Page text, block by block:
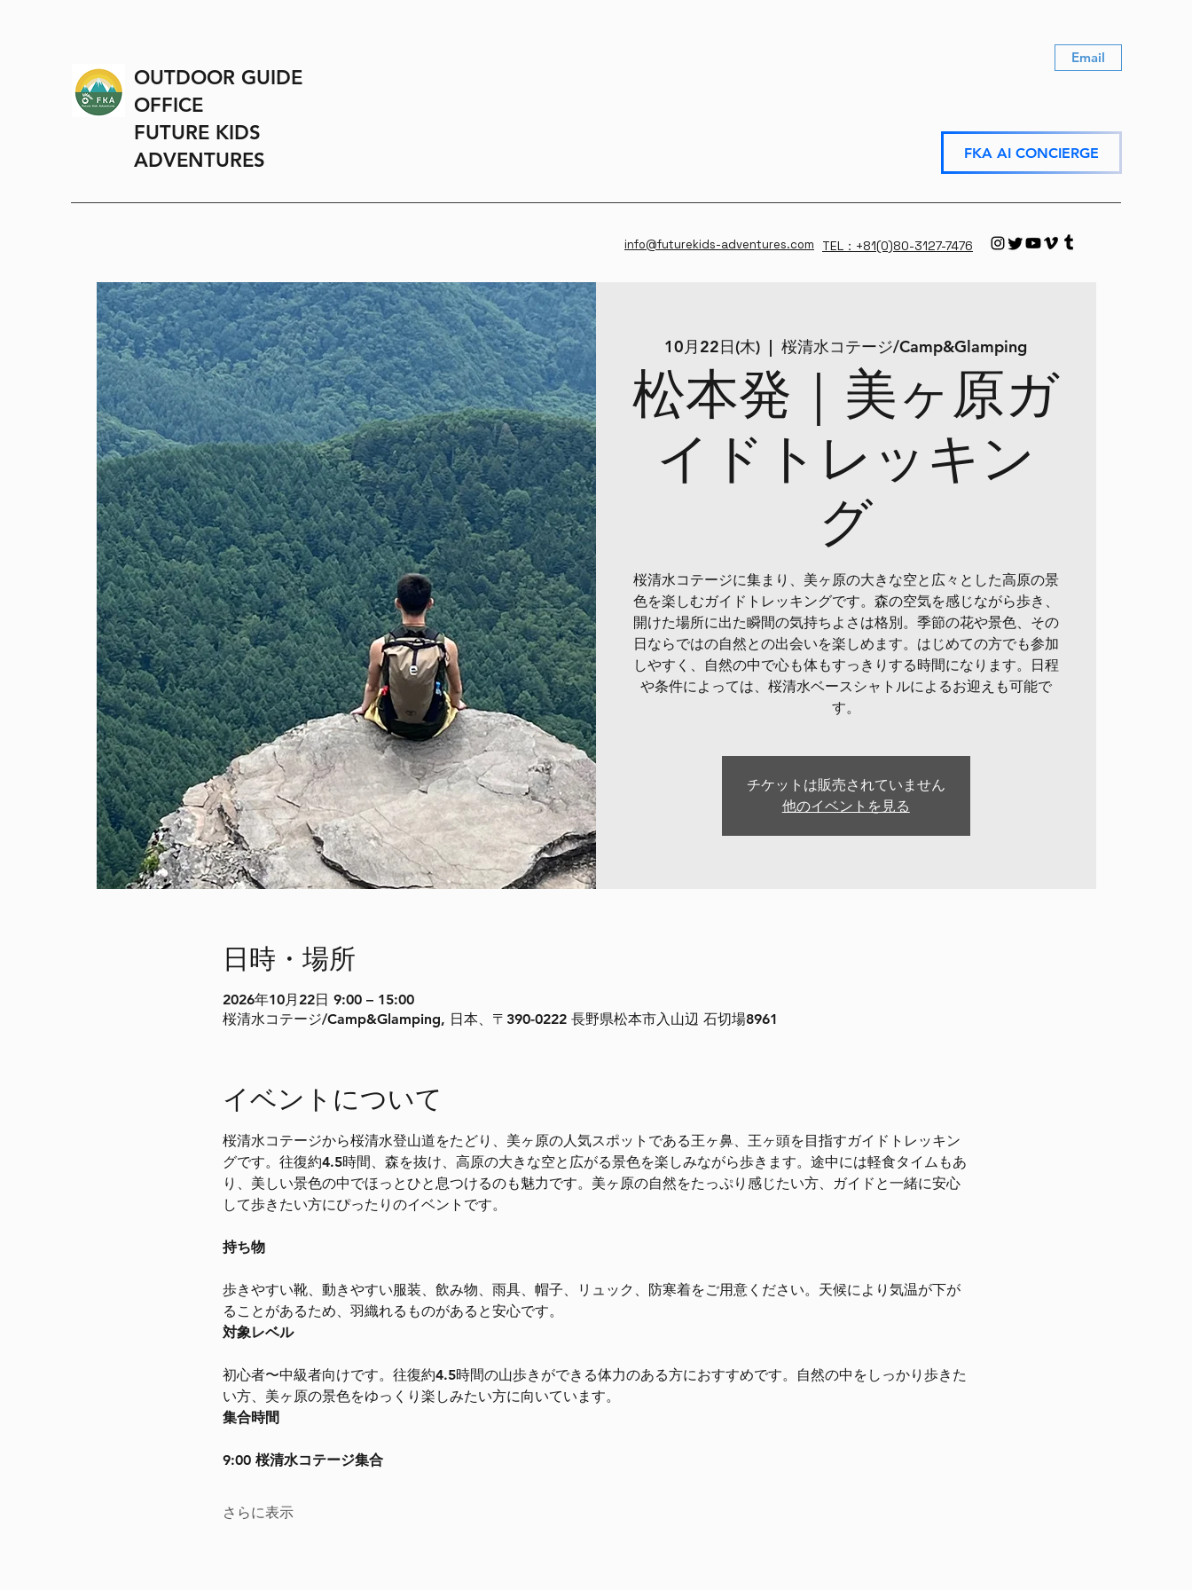
OUTDOOR GUIDE
OFFICE
FUTURE KIDS
ADVENTURES
Email
FKA AI CONCIERGE
info@futurekids-adventures.com TEL：+81(0)80-3127-7476
10月22日(木)
  |
桜清水コテージ/Camp&Glamping
松本発｜美ヶ原ガ
イドトレッキン
グ
桜清水コテージに集まり、美ヶ原の大きな空と広々とした高原の景
色を楽しむガイドトレッキングです。森の空気を感じながら歩き、
開けた場所に出た瞬間の気持ちよさは格別。季節の花や景色、その
日ならではの自然との出会いを楽しめます。はじめての方でも参加
しやすく、自然の中で心も体もすっきりする時間になります。日程
や条件によっては、桜清水ベースシャトルによるお迎えも可能で
す。
チケットは販売されていません
他のイベントを見る
日時・場所
2026年10月22日 9:00 – 15:00
桜清水コテージ/Camp&Glamping, 日本、〒390-0222 長野県松本市入山辺 石切場8961
イベントについて
桜清水コテージから桜清水登山道をたどり、美ヶ原の人気スポットである王ヶ鼻、王ヶ頭を目指すガイドトレッキン
グです。往復約4.5時間、森を抜け、高原の大きな空と広がる景色を楽しみながら歩きます。途中には軽食タイムもあ
り、美しい景色の中でほっとひと息つけるのも魅力です。美ヶ原の自然をたっぷり感じたい方、ガイドと一緒に安心
して歩きたい方にぴったりのイベントです。
持ち物
歩きやすい靴、動きやすい服装、飲み物、雨具、帽子、リュック、防寒着をご用意ください。天候により気温が下が
ることがあるため、羽織れるものがあると安心です。
対象レベル
初心者〜中級者向けです。往復約4.5時間の山歩きができる体力のある方におすすめです。自然の中をしっかり歩きた
い方、美ヶ原の景色をゆっくり楽しみたい方に向いています。
集合時間
9:00 桜清水コテージ集合
さらに表示